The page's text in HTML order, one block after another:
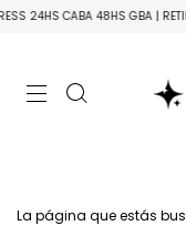
24HS CABA 48HS GBA |
La página que estás